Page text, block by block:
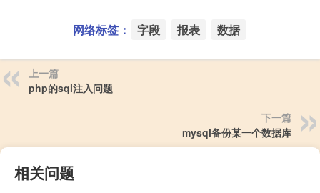
网络标签： 字段 报表 数据
上一篇
php的sql注入问题
下一篇
mysql备份某一个数据库
相关问题